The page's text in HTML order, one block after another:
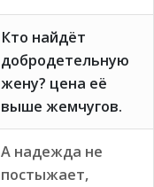
Кто найдёт
добродетельную
жену? цена её
выше жемчугов.
А надежда не
постыжает,